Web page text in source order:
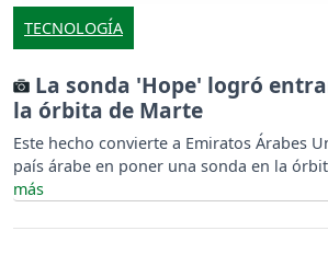
TECNOLOGÍA
La sonda 'Hope' logró
la órbita de Marte
Este hecho convierte a Emiratos Árabes
país árabe en poner una sonda en la